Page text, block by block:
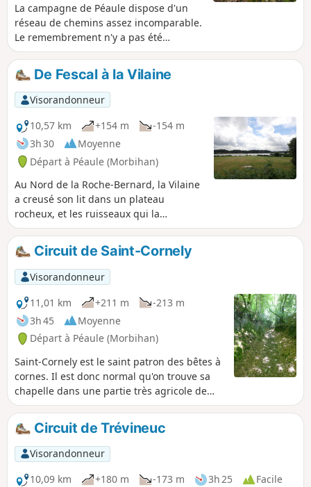
La campagne de Péaule dispose d'un
réseau de chemins assez incomparable.
Le remembrement n'y a pas été
destructeur et de grandes et belles
haies bordent encore les voies. Ailleurs,
la Vilaine et ses ruisseaux affluents ont
entaillé le plateau rocheux pour offrir
un relief généralement boisé, où il est
possible de poser ses pas. Le grand
circuit proposé permet de goûter à ces
paysages différents mais toujours
d'intérêt qui se succèderont au fil d'une
belle journée de promenade.
De Fescal à la Vilaine
Visorandonneur
10,57 km
+154 m
-154 m
3h 30
Moyenne
Départ à Péaule (Morbihan)
Au Nord de la Roche-Bernard, la Vilaine
a creusé son lit dans un plateau
rocheux, et les ruisseaux qui la
rejoignent se sont eux aussi installés
dans des vallons assez escarpés. Les
vestiges des moulins à vent, sur les
hauteurs, et des moulins à eaux le long
des ruisseaux, balisent ce circuit qui se
déroule autour de l'ancien domaine du
château de Fescal. Cet itinéraire se
déroule pour l'essentiel dans des
secteurs boisés, entrecoupés de parties
bocagères bien arborées.
Circuit de Saint-Cornely
Visorandonneur
11,01 km
+211 m
-213 m
3h 45
Moyenne
Départ à Péaule (Morbihan)
Saint-Cornely est le saint patron des bêtes à
cornes. Il est donc normal qu'on trouve sa
chapelle dans une partie très agricole de
Péaule. Mais au cours de cette balade qui
sillonne le plateau au-dessus de la Vilaine,
vous aurez d'autres choses à faire que de
compter vaches et autres quadrupèdes.
Ouvrez les yeux, il y a beaucoup à voir dans
ce méandre de la Vilaine
Circuit de Trévineuc
Visorandonneur
10,09 km
+180 m -173 m 3h 25
Facile